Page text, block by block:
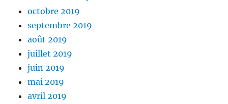
octobre 2019
septembre 2019
août 2019
juillet 2019
juin 2019
mai 2019
avril 2019